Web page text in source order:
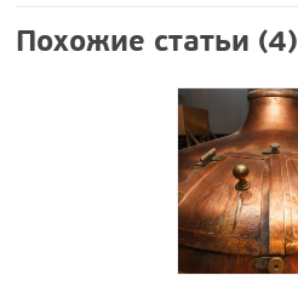
Похожие статьи (4)